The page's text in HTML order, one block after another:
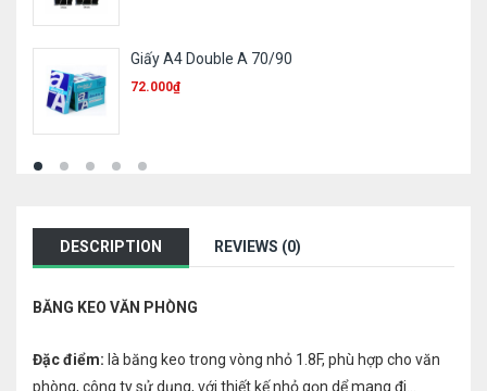
Bút nhớ dòng Deli S600
8.000
DESCRIPTION REVIEWS (0)
BĂNG KEO VĂN PHÒNG
Đặc điểm: là băng keo trong vòng nhỏ 1.8F, phù hợp cho văn
phòng, công ty sử dụng, với thiết kế nhỏ gọn dể mang đi…